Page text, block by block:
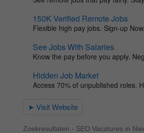
Zoekresultaten - SEO Vacatures in